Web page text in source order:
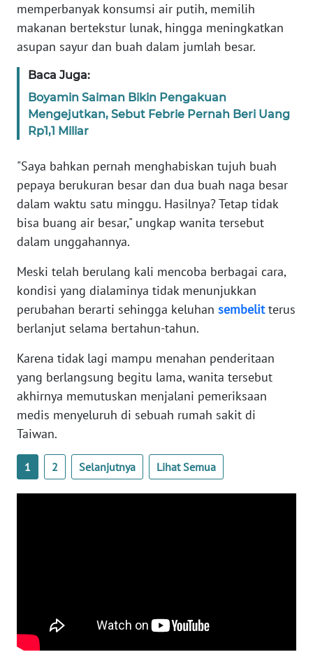
memperbanyak konsumsi air putih, memilih
makanan bertekstur lunak, hingga meningkatkan
asupan sayur dan buah dalam jumlah besar.
Baca Juga:
Boyamin Saiman Bikin Pengakuan
Mengejutkan, Sebut Febrie Pernah Beri Uang
Rp1,1 Miliar
"Saya bahkan pernah menghabiskan tujuh buah
pepaya berukuran besar dan dua buah naga besar
dalam waktu satu minggu. Hasilnya? Tetap tidak
bisa buang air besar," ungkap wanita tersebut
dalam unggahannya.
Meski telah berulang kali mencoba berbagai cara,
kondisi yang dialaminya tidak menunjukkan
perubahan berarti sehingga keluhan sembelitterus
berlanjut selama bertahun-tahun.
Karena tidak lagi mampu menahan penderitaan
yang berlangsung begitu lama, wanita tersebut
akhirnya memutuskan menjalani pemeriksaan
medis menyeluruh di sebuah rumah sakit di
Taiwan.
1 2 Selanjutnya Lihat Semua
JABAR
WN
WN
NTT
KEPRI
WN
PAPUA
BARAT
WN
RIAU
SERAMBI
WN
JAMBI
WN
SULBAR